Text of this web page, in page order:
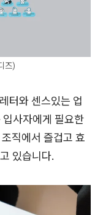
즈)
터와 센스있는 업
사자에게 필요한
직에서 즐겁고 효
있습니다.